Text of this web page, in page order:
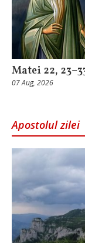
Matei 22,
07 Aug, 2026
Apostolul zilei